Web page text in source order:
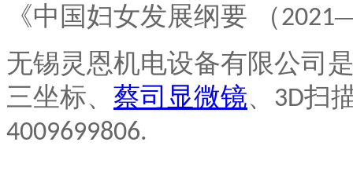
《中国妇女发展纲要 （2021
无锡灵恩机电设备有限公司
三坐标、 蔡司显微镜、 3D扫
4009699806.